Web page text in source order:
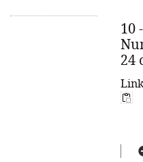
10
24